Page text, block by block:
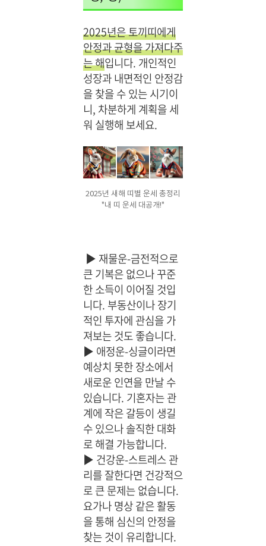
2025년은 토끼띠에게
안정과 균형을 가져다주
는 해입니다. 개인적인
성장과 내면적인 안정감
을 찾을 수 있는 시기이
니, 차분하게 계획을 세
워 실행해 보세요.
2025년 새해 띠별 운세 총정리
"내 띠 운세 대공개!"
▶ 재물운-금전적으로
큰 기복은 없으나 꾸준
한 소득이 이어질 것입
니다. 부동산이나 장기
적인 투자에 관심을 가
져보는 것도 좋습니다.
▶ 애정운-싱글이라면
예상치 못한 장소에서
새로운 인연을 만날 수
있습니다. 기혼자는 관
계에 작은 갈등이 생길
수 있으나 솔직한 대화
로 해결 가능합니다.
▶ 건강운-스트레스 관
리를 잘한다면 건강적으
로 큰 문제는 없습니다.
요가나 명상 같은 활동
을 통해 심신의 안정을
찾는 것이 유리합니다.